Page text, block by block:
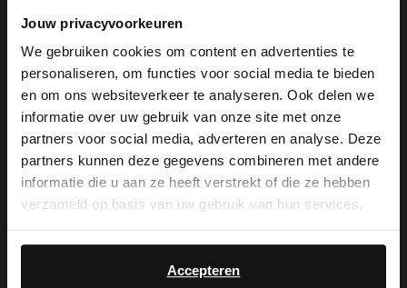
Jouw privacyvoorkeuren
We gebruiken cookies om content en advertenties te
personaliseren, om functies voor social media te bieden
en om ons websiteverkeer te analyseren. Ook delen we
informatie over uw gebruik van onze site met onze
partners voor social media, adverteren en analyse. Deze
partners kunnen deze gegevens combineren met andere
informatie die u aan ze heeft verstrekt of die ze hebben
verzameld op basis van uw gebruik van hun services.
Accepteren
Bruine lakleren croco handtas
×
View this website in English?
It looks like your language isn't Dutch. Would
you like to switch to English?
English